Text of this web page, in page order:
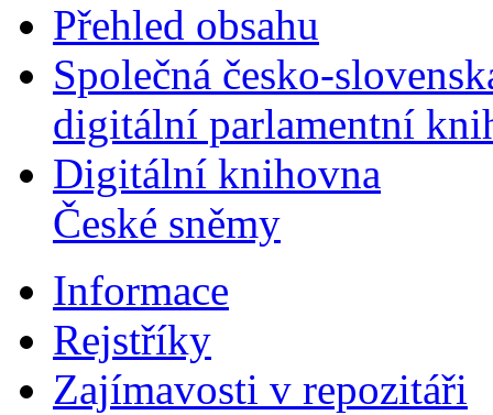
Přehled obsahu
Společná česko-
digitální parlamentní
Digitální knihovna
České sněmy
Informace
Rejstříky
Zajímavosti v repozitáři